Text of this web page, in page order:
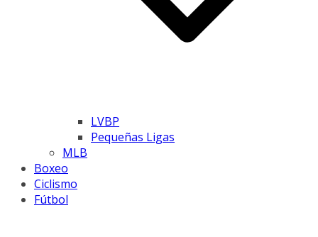
LVBP
Pequeñas Ligas
MLB
Boxeo
Ciclismo
Fútbol